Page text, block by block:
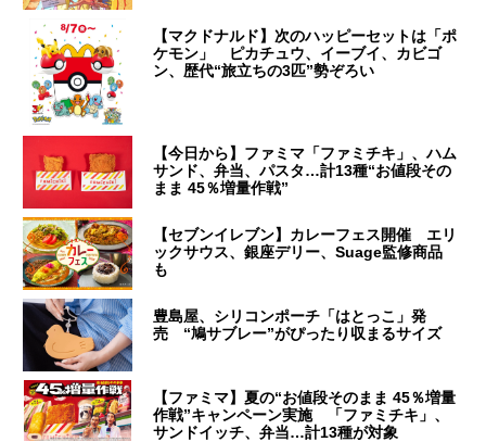
【マクドナルド】次のハッピーセットは「ポ
ケモン」 ピカチュウ、イーブイ、カビゴ
ン、歴代“旅立ちの3匹”勢ぞろい
【今日から】ファミマ「ファミチキ」、ハム
サンド、弁当、パスタ…計13種“お値段その
まま 45％増量作戦”
【セブンイレブン】カレーフェス開催 エリ
ックサウス、銀座デリー、Suage監修商品
も
豊島屋、シリコンポーチ「はとっこ」発
売 “鳩サブレー”がぴったり収まるサイズ
【ファミマ】夏の“お値段そのまま 45％増量
作戦”キャンペーン実施 「ファミチキ」、
サンドイッチ、弁当…計13種が対象